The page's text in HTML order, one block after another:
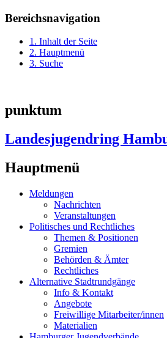
Bereichsnavigation
1. Inhalt der Seite
2. Hauptmenü
3. Suche
punktum
Landesjugendring
Hauptmenü
Meldungen
Nachrichten
Veranstaltungen
Politisches und Rechtliches
Themen & Positionen
Gremien
Behörden & Ämter
Rechtliches
Alternative Stadtrundgänge
Info & Kontakt
Angebote
Freiwillige Mitarbeiter/innen
Materialien